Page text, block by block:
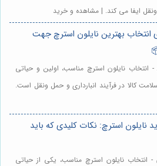
ونقل ایفا می کند. | مشاهده و خرید
انتخاب بهترین نایلون استرچ جهت
- انتخاب نایلون استرچ مناسب، اولین و حیاتی
کالا در فرآیند انبارداری و حمل ونقل است.
نایلون استرچ: نکات کلیدی که باید
- انتخاب نایلون استرچ مناسب، یکی از حیاتی